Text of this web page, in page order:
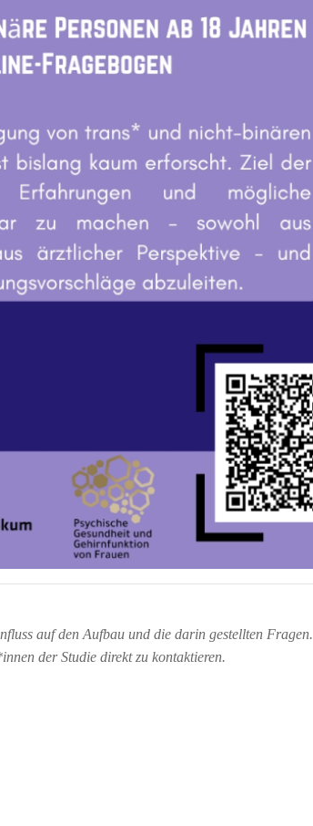
auf den Aufbau und die darin gestellten Fragen.
der Studie direkt zu kontaktieren.